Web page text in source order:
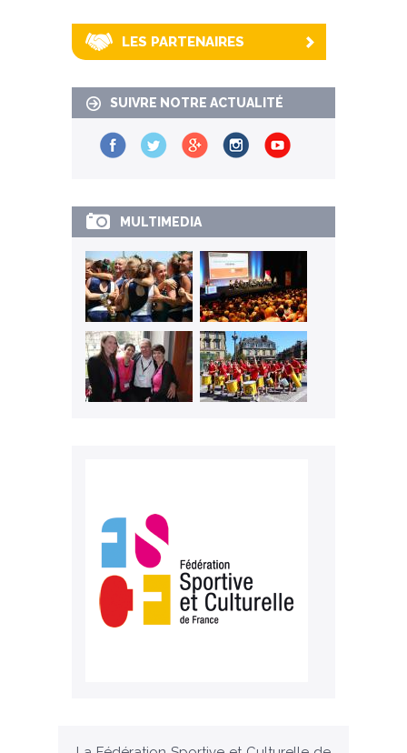
LES PARTENAIRES
SUIVRE NOTRE ACTUALITÉ
MULTIMEDIA